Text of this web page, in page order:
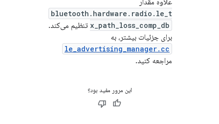
bluetooth.hardware.radio.le_t
x_path_loss_comp_db تنظیم می‌کند.
برای جزئیات بیشتر، به
le_advertising_manager.cc
مراجعه کنید.
این مرور مفید بود؟